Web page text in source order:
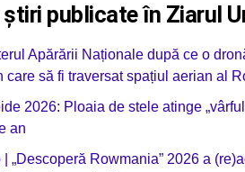
publicate în Ziarul
Apărării Naționale după ce o
care să fi traversat spațiul aerian al
2026: Ploaia de stele atinge
an
| „Descoperă Rowmania” 2026 a